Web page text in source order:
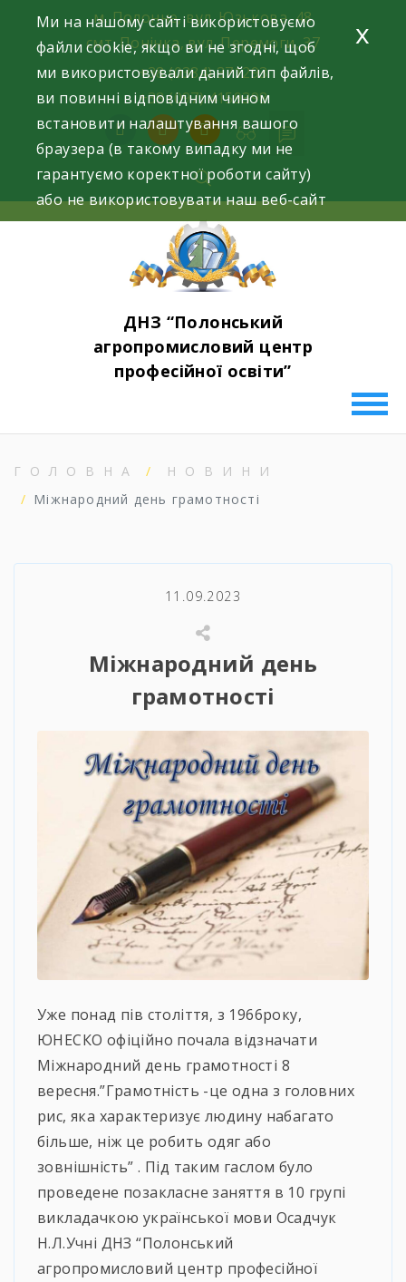
content
м. Полонне, вул. Юзькова, 48
смт. Понінка, вул. Перемоги, 37
+38 (0384) 371293
+38 (097) 4159398
facebookinstagramyoutube
ДНЗ “Полонський
агропромисловий центр
професійної освіти”
ГОЛОВНА
НОВИНИ
Міжнародний день грамотності
11.09.2023
Міжнародний день
грамотності
Уже понад пів століття, з 1966року,
ЮНЕСКО офіційно почала відзначати
Міжнародний день грамотності 8
вересня.”Грамотність -це одна з головних
рис, яка характеризує людину набагато
більше, ніж це робить одяг або
зовнішність” . Під таким гаслом було
проведене позакласне заняття в 10 групі
викладачкою української мови Осадчук
Н.Л.Учні ДНЗ “Полонський
агропромисловий центр професійної
Ми на нашому сайті використовуємо
файли cookie, якщо ви не згодні, щоб
ми використовували даний тип файлів,
ви повинні відповідним чином
встановити налаштування вашого
браузера (в такому випадку ми не
гарантуємо коректної роботи сайту)
або не використовувати наш веб-сайт
x